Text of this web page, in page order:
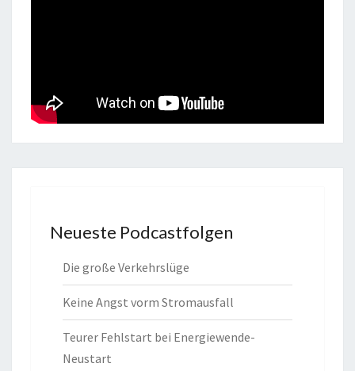
Neueste Podcastfolgen
Die große Verkehrslüge
Keine Angst vorm Stromausfall
Teurer Fehlstart bei Energiewende-
Neustart